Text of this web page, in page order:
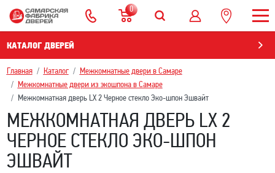
0
КАТАЛОГ ДВЕРЕЙ
Главная Каталог
Межкомнатные двери в Самаре
Межкомнатные двери из экошпона в Самаре
Межкомнатная дверь LX 2 Черное стекло Эко-шпон Эшвайт
МЕЖКОМНАТНАЯ ДВЕРЬ LX 2
ЧЕРНОЕ СТЕКЛО ЭКО-ШПОН
ЭШВАЙТ